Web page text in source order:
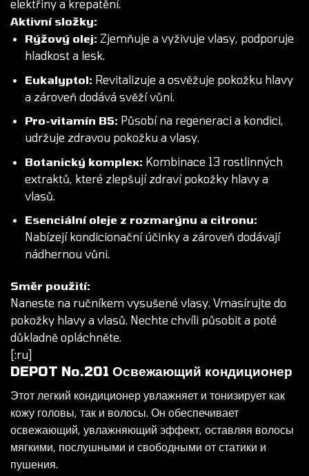
elektřiny a krepatění.
Aktivní složky:
Rýžový olej: Zjemňuje a vyživuje vlasy, podporuje
hladkost a lesk.
Eukalyptol: Revitalizuje a osvěžuje pokožku hlavy
a zároveň dodává svěží vůni.
Pro-vitamín B5: Působí na regeneraci a kondici,
udržuje zdravou pokožku a vlasy.
Botanický komplex: Kombinace 13 rostlinných
extraktů, které zlepšují zdraví pokožky hlavy a
vlasů.
Esenciální oleje z rozmarýnu a citronu:
Nabízejí kondicionační účinky a zároveň dodávají
nádhernou vůni.
Směr použití:
Naneste na ručníkem vysušené vlasy. Vmasírujte do
pokožky hlavy a vlasů. Nechte chvíli působit a poté
důkladně opláchněte.
[:ru]
DEPOT No.201 Освежающий кондиционер
Этот легкий кондиционер увлажняет и тонизирует как
кожу головы, так и волосы. Он обеспечивает
освежающий, увлажняющий эффект, оставляя волосы
мягкими, послушными и свободными от статики и
пушения.